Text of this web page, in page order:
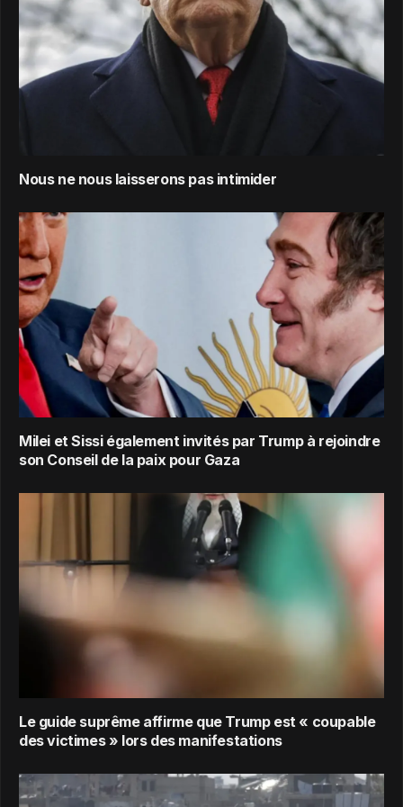
Nous ne nous laisserons pas intimider
Milei et Sissi également invités par Trump à rejoindre
son Conseil de la paix pour Gaza
Le guide suprême affirme que Trump est « coupable
des victimes » lors des manifestations